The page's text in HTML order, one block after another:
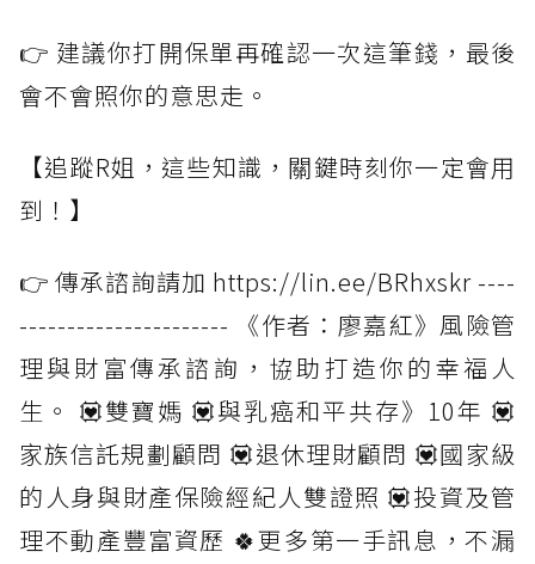
👉 建議你打開保單再確認一次這筆錢，最後
會不會照你的意思走。
【追蹤R姐，這些知識，關鍵時刻你一定會用
到！】
👉 傳承諮詢請加 https://lin.ee/BRhxskr ----
---------------------- 《作者：廖嘉紅》風險管
理與財富傳承諮詢，協助打造你的幸福人
生。 💟雙寶媽 💟與乳癌和平共存》10年 💟
家族信託規劃顧問 💟退休理財顧問 💟國家級
的人身與財產保險經紀人雙證照 💟投資及管
理不動產豐富資歷 🍀更多第一手訊息，不漏